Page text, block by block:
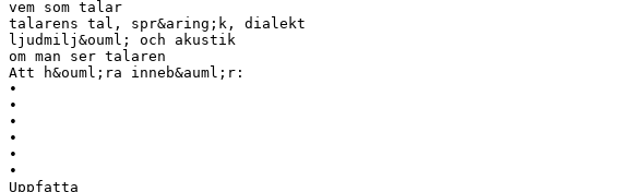
vem som talar
talarens tal, spr&aring;k, dialekt
ljudmilj&ouml; och akustik
om man ser talaren
Att h&ouml;ra inneb&auml;r:
•
•
•
•
•
•
Uppfatta